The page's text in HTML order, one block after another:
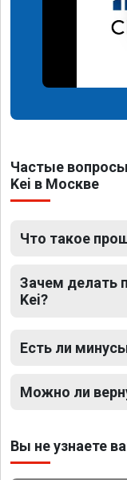
Частые
Kei в Москве
Что такое
Зачем делать
Kei?
Есть ли
Можно ли
Вы не узнаете